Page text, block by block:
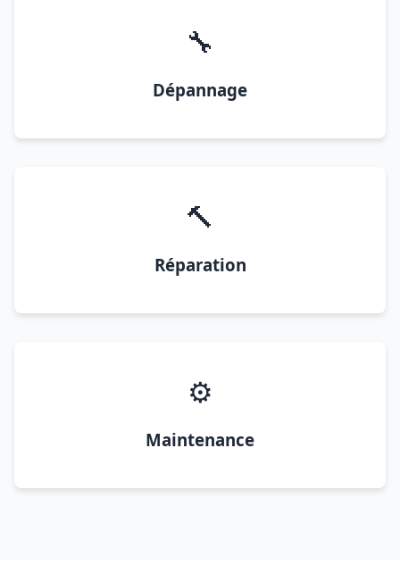
🔧
Dépannage
🔨
Réparation
⚙️
Maintenance